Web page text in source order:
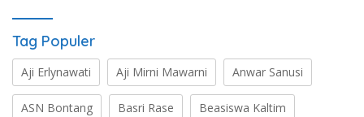
Tag Populer
Aji Erlynawati Aji Mirni Mawarni Anwar Sanusi
ASN Bontang Basri Rase Beasiswa Kaltim